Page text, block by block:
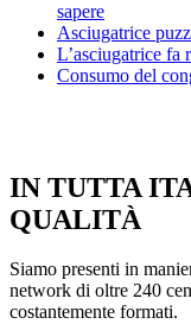
sapere
Asciugatrice
L’asciugatrice fa
Consumo del
IN TUTTA
QUALITÀ
Siamo presenti in
network di oltre 240
costantemente formati.